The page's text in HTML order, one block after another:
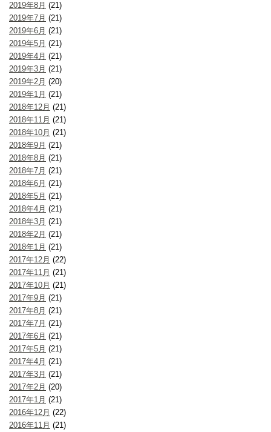
2019年8月 (21)
2019年7月 (21)
2019年6月 (21)
2019年5月 (21)
2019年4月 (21)
2019年3月 (21)
2019年2月 (20)
2019年1月 (21)
2018年12月 (21)
2018年11月 (21)
2018年10月 (21)
2018年9月 (21)
2018年8月 (21)
2018年7月 (21)
2018年6月 (21)
2018年5月 (21)
2018年4月 (21)
2018年3月 (21)
2018年2月 (21)
2018年1月 (21)
2017年12月 (22)
2017年11月 (21)
2017年10月 (21)
2017年9月 (21)
2017年8月 (21)
2017年7月 (21)
2017年6月 (21)
2017年5月 (21)
2017年4月 (21)
2017年3月 (21)
2017年2月 (20)
2017年1月 (21)
2016年12月 (22)
2016年11月 (21)